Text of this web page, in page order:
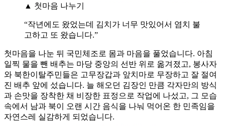
▲ 첫마음 나누기
“작년에도 왔었는데 김치가 너무 맛있어서 염치 불
고하고 또 왔습니다.”
첫마음을 나눈 뒤 국민체조로 몸과 마음을 풀었습니다. 아침
일찍 물을 뺀 배추는 마당 중앙의 선반 위로 옮겨졌고, 봉사자
와 북한이탈주민들은 고무장갑과 앞치마로 무장하고 잘 절여
진 배추 앞에 섰습니다. 늘 해오던 김장인 만큼 각자만의 방식
과 손맛을 장착한 채 비장한 표정으로 작업에 나섰고, 그 모습
속에서 남과 북이 오랜 시간 음식을 나눠 먹어온 한 민족임을
자연스레 실감하게 되었습니다.